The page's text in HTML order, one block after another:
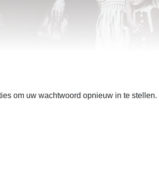
om uw wachtwoord opnieuw in te stellen.